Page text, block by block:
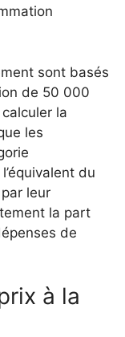
sont basés
de 50 000
la
les
du
leur
la part
de
à la